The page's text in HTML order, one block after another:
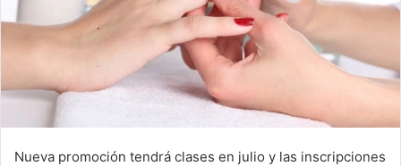
Nueva promoción tendrá clases en julio y las inscripciones